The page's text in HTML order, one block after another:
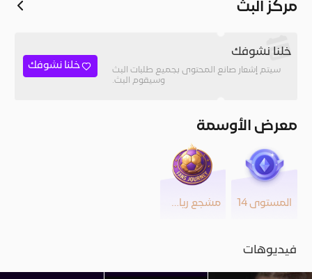
مركز البث
خلنا نشوفك
سيتم إشعار صانع المحتوى بجميع طلبات البث
وسيقوم البث.
خلنا نشوفك
معرض الأوسمة
المستوى 14 مشجع رياضي
فيديوهات